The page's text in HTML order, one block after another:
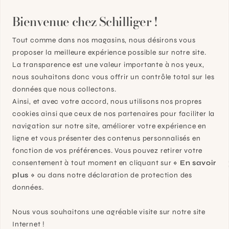
flanelle
flanelle
flanelle
Canape club 3 places bellevie
Voir ce produit en couleur : Guimauve / Blanc grisé
Voir ce produit en couleur : Romarin / Blanc grisé
Voir ce produit en couleur : Pesto / Blanc grisé
Voir ce produit en couleur : Cactus / Blanc
+ 22 couleurs
Bienvenue chez Schilliger !
Tout comme dans nos magasins, nous désirons vous
proposer la meilleure expérience possible sur notre site.
La transparence est une valeur importante à nos yeux,
nous souhaitons donc vous offrir un contrôle total sur les
données que nous collectons.
Ainsi, et avec votre accord, nous utilisons nos propres
cookies ainsi que ceux de nos partenaires pour faciliter la
navigation sur notre site, améliorer votre expérience en
ligne et vous présenter des contenus personnalisés en
fonction de vos préférences. Vous pouvez retirer votre
consentement à tout moment en cliquant sur « En savoir
plus » ou dans notre déclaration de protection des
données.
Nous vous souhaitons une agréable visite sur notre site
Internet !